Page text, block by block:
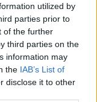
utilized by
parties prior to
of the further
third parties on the
information may
the IAB’s List of
disclose it to other